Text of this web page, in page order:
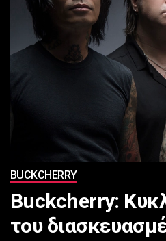
BUCKCHERRY
Buckcherry:
του